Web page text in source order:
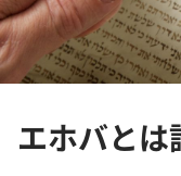
エホバと